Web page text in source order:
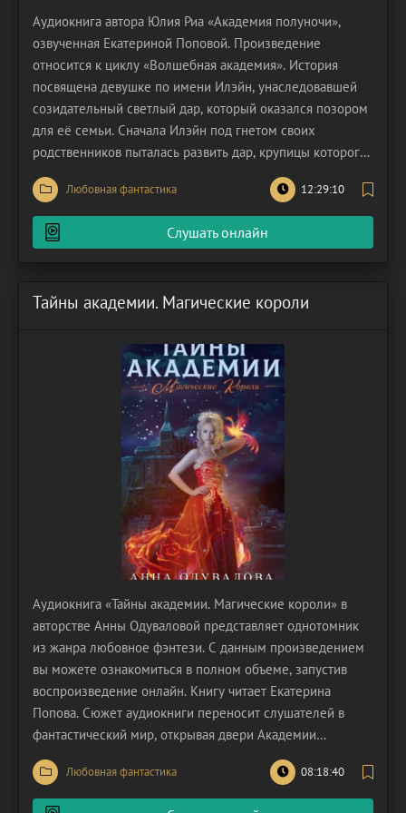
Аудиокнига автора Юлия Риа «Академия полуночи»,
озвученная Екатериной Поповой. Произведение
относится к циклу «Волшебная академия». История
посвящена девушке по имени Илэйн, унаследовавшей
созидательный светлый дар, который оказался позором
для её семьи. Сначала Илэйн под гнетом своих
родственников пыталась развить дар, крупицы которого
достались ей от Полуночной Матери, но всё было
тщетно. От судьбы светлой магини не убежать. Илэйн
приходится соответствовать местным правилам,
постоянно делая
Любовная фантастика 12:29:10
Слушать онлайн
Тайны академии. Магические короли
Аудиокнига «Тайны академии. Магические короли» в
авторстве Анны Одуваловой представляет однотомник
из жанра любовное фэнтези. С данным произведением
вы можете ознакомиться в полном объеме, запустив
воспроизведение онлайн. Книгу читает Екатерина
Попова. Сюжет аудиокниги переносит слушателей в
фантастический мир, открывая двери Академии
Стихийной Магии. Это учебное заведение на самом
деле является уникальным и удивительным местом.
Сюда стремятся попасть маги со всех уголков империи.
Любовная фантастика 08:18:40